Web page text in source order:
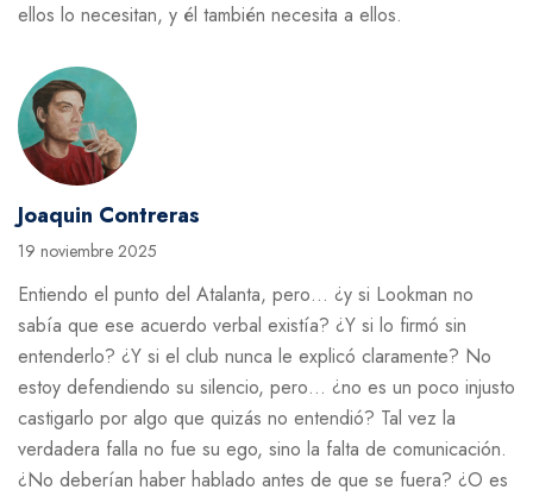
ellos lo necesitan, y él también necesita a ellos.
Joaquin Contreras
19 noviembre 2025
Entiendo el punto del Atalanta, pero… ¿y si Lookman no
sabía que ese acuerdo verbal existía? ¿Y si lo firmó sin
entenderlo? ¿Y si el club nunca le explicó claramente? No
estoy defendiendo su silencio, pero… ¿no es un poco injusto
castigarlo por algo que quizás no entendió? Tal vez la
verdadera falla no fue su ego, sino la falta de comunicación.
¿No deberían haber hablado antes de que se fuera? ¿O es